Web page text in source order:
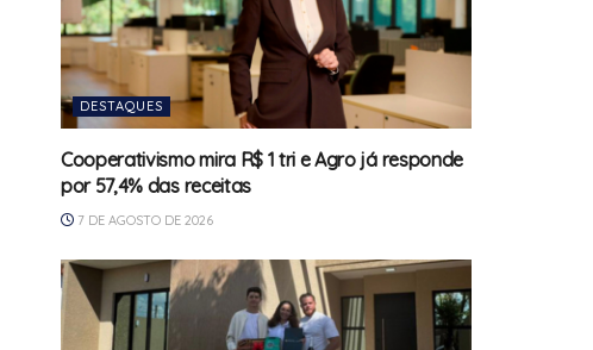
DESTAQUES
Cooperativismo mira R$ 1 tri e Agro já responde
por 57,4% das receitas
7 DE AGOSTO DE 2026